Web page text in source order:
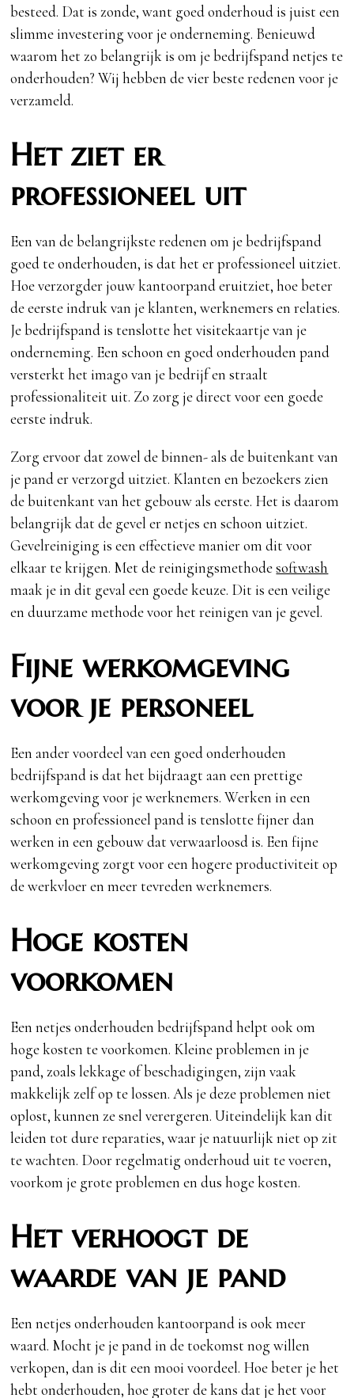
besteed. Dat is zonde, want goed onderhoud is juist een
slimme investering voor je onderneming. Benieuwd
waarom het zo belangrijk is om je bedrijfspand netjes te
onderhouden? Wij hebben de vier beste redenen voor je
verzameld.
Het ziet er
professioneel uit
Een van de belangrijkste redenen om je bedrijfspand
goed te onderhouden, is dat het er professioneel uitziet.
Hoe verzorgder jouw kantoorpand eruitziet, hoe beter
de eerste indruk van je klanten, werknemers en relaties.
Je bedrijfspand is tenslotte het visitekaartje van je
onderneming. Een schoon en goed onderhouden pand
versterkt het imago van je bedrijf en straalt
professionaliteit uit. Zo zorg je direct voor een goede
eerste indruk.
Zorg ervoor dat zowel de binnen- als de buitenkant van
je pand er verzorgd uitziet. Klanten en bezoekers zien
de buitenkant van het gebouw als eerste. Het is daarom
belangrijk dat de gevel er netjes en schoon uitziet.
Gevelreiniging is een effectieve manier om dit voor
elkaar te krijgen. Met de reinigingsmethodesoftwash
maak je in dit geval een goede keuze. Dit is een veilige
en duurzame methode voor het reinigen van je gevel.
Fijne werkomgeving
voor je personeel
Een ander voordeel van een goed onderhouden
bedrijfspand is dat het bijdraagt aan een prettige
werkomgeving voor je werknemers. Werken in een
schoon en professioneel pand is tenslotte fijner dan
werken in een gebouw dat verwaarloosd is. Een fijne
werkomgeving zorgt voor een hogere productiviteit op
de werkvloer en meer tevreden werknemers.
Hoge kosten
voorkomen
Een netjes onderhouden bedrijfspand helpt ook om
hoge kosten te voorkomen. Kleine problemen in je
pand, zoals lekkage of beschadigingen, zijn vaak
makkelijk zelf op te lossen. Als je deze problemen niet
oplost, kunnen ze snel verergeren. Uiteindelijk kan dit
leiden tot dure reparaties, waar je natuurlijk niet op zit
te wachten. Door regelmatig onderhoud uit te voeren,
voorkom je grote problemen en dus hoge kosten.
Het verhoogt de
waarde van je pand
Een netjes onderhouden kantoorpand is ook meer
waard. Mocht je je pand in de toekomst nog willen
verkopen, dan is dit een mooi voordeel. Hoe beter je het
hebt onderhouden, hoe groter de kans dat je het voor